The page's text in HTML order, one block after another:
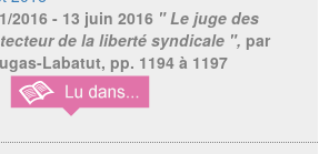
2016 - 13 juin 2016 " Le juge des
de la liberté syndicale ", par
Labatut, pp. 1194 à 1197